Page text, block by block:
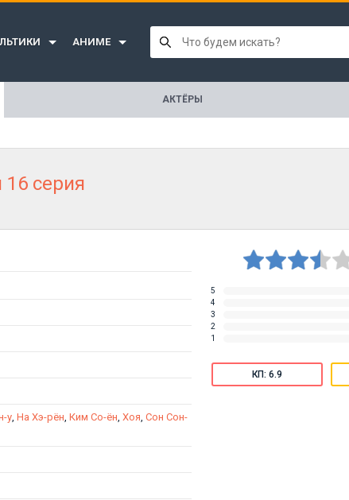
АНИМЕ
АКТЁРЫ
16 серия
у, На Хэ-рён, Ким Со-ён, Хоя, Сон Сон-
5
4
3
2
1
КП: 6.9